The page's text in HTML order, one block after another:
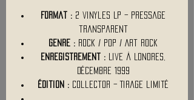
Format : 2 vinyles LP – Pressage
transparent
Genre : Rock / Pop / Art Rock
Enregistrement : Live à Londres,
décembre 1999
Édition : Collector – Tirage limité